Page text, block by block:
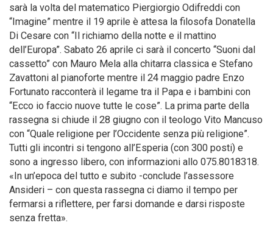
sarà la volta del matematico Piergiorgio Odifreddi con
“Imagine” mentre il 19 aprile è attesa la filosofa Donatella
Di Cesare con “Il richiamo della notte e il mattino
dell’Europa”. Sabato 26 aprile ci sarà il concerto “Suoni dal
cassetto” con Mauro Mela alla chitarra classica e Stefano
Zavattoni al pianoforte mentre il 24 maggio padre Enzo
Fortunato racconterà il legame tra il Papa e i bambini con
“Ecco io faccio nuove tutte le cose”. La prima parte della
rassegna si chiude il 28 giugno con il teologo Vito Mancuso
con “Quale religione per l’Occidente senza più religione”.
Tutti gli incontri si tengono all’Esperia (con 300 posti) e
sono a ingresso libero, con informazioni allo 075.8018318.
«In un’epoca del tutto e subito -conclude l’assessore
Ansideri – con questa rassegna ci diamo il tempo per
fermarsi a riflettere, per farsi domande e darsi risposte
senza fretta».